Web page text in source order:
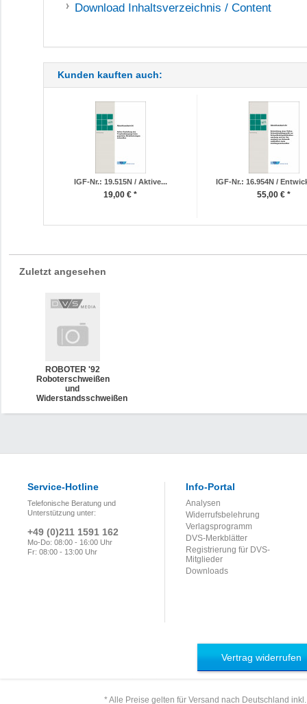
Download Inhaltsverzeichnis / Content
Kunden kauften auch:
IGF-Nr.: 19.515N / Aktive...
19,00 € *
IGF-Nr.: 16.954N /
55,00 € *
Zuletzt angesehen
ROBOTER '92
Roboterschweißen
und
Widerstandsschweißen
Service-Hotline
Telefonische Beratung und
Unterstützung unter:
+49 (0)211 1591 162
Mo-Do: 08:00 - 16:00 Uhr
Fr: 08:00 - 13:00 Uhr
Info-Portal
Analysen
Widerrufsbelehrung
Verlagsprogramm
DVS-Merkblätter
Registrierung für DVS-
Mitglieder
Downloads
Vertrag widerrufen
* Alle Preise gelten für Versand nach Deutschland